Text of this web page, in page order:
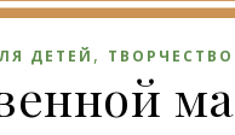
ДЕТЕЙ , ТВОРЧЕСТВО